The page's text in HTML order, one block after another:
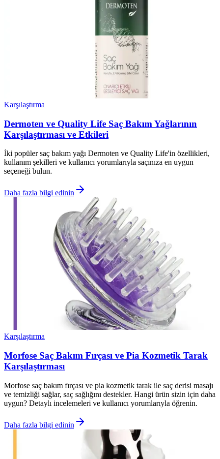
Karşılaştırma
Dermoten ve Quality Life Saç Bakım Yağlarının
Karşılaştırması ve Etkileri
İki popüler saç bakım yağı Dermoten ve Quality Life'in özellikleri,
kullanım şekilleri ve kullanıcı yorumlarıyla saçınıza en uygun
seçeneği bulun.
Daha fazla bilgi edinin
Karşılaştırma
Morfose Saç Bakım Fırçası ve Pia Kozmetik Tarak
Karşılaştırması
Morfose saç bakım fırçası ve pia kozmetik tarak ile saç derisi masajı
ve temizliği sağlar, saç sağlığını destekler. Hangi ürün sizin için daha
uygun? Detaylı incelemeleri ve kullanıcı yorumlarıyla öğrenin.
Daha fazla bilgi edinin